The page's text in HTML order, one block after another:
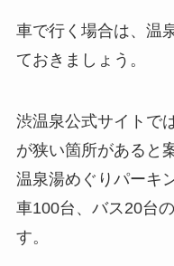
車で行く場合は、温
ておきましょう。
渋温泉公式サイトで
が狭い箇所があると
温泉湯めぐりパーキ
車100台、バス20台
す。